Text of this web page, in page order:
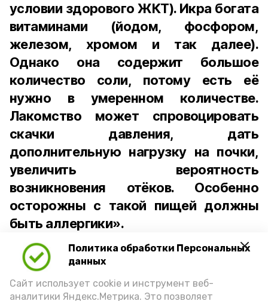
Политика обработки Персональных
данных
Сайт использует cookie и инструмент веб-
аналитики Яндекс.Метрика. Это позволяет
условии здорового ЖКТ). Икра богата
витаминами (йодом, фосфором,
железом, хромом и так далее).
Однако она содержит большое
количество соли, потому есть её
нужно в умеренном количестве.
Лакомство может спровоцировать
скачки давления, дать
дополнительную нагрузку на почки,
увеличить вероятность
возникновения отёков. Особенно
осторожны с такой пищей должны
быть аллергики».
Для взрослого человека безопасной
порцией икры считается 30-50 граммов
(2-3 ложки). При этом следует обратить